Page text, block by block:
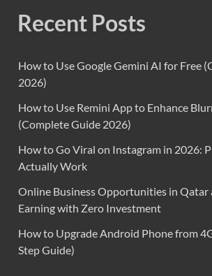
Recent Posts
How to Use Google Gemini AI for Free
2026)
How to Use Remini App to Enhance
(Complete Guide 2026)
How to Go Viral on Instagram in 2026:
Actually Work
Online Business Opportunities in Qatar
Earning with Zero Investment
How to Upgrade Android Phone from
Step Guide)